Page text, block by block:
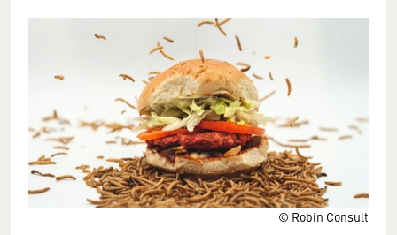
© Robin Consult